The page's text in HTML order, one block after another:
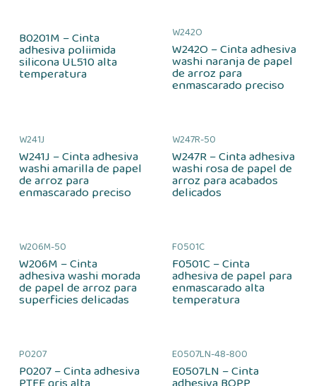
B0201M – Cinta
adhesiva poliimida
silicona UL510 alta
temperatura
W242O
W242O – Cinta adhesiva
washi naranja de papel
de arroz para
enmascarado preciso
W241J
W241J – Cinta adhesiva
washi amarilla de papel
de arroz para
enmascarado preciso
W247R-50
W247R – Cinta adhesiva
washi rosa de papel de
arroz para acabados
delicados
W206M-50
W206M – Cinta
adhesiva washi morada
de papel de arroz para
superficies delicadas
F0501C
F0501C – Cinta
adhesiva de papel para
enmascarado alta
temperatura
P0207
P0207 – Cinta adhesiva
E0507LN-48-800
E0507LN – Cinta